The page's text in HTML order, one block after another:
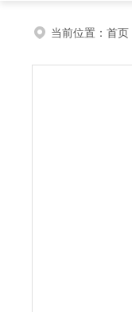
当前位置： 首页